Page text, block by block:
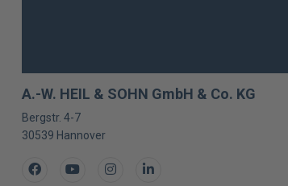
A.-W. HEIL & SOHN GmbH & Co. KG
Bergstr. 4-7
30539 Hannover
FacebookYoutubeInstagramLinkedIn